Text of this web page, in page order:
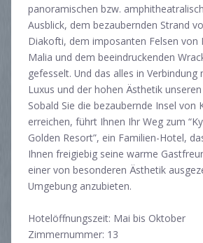
panoramischen bzw.
Ausblick, dem bezaubernden Strand
Diakofti, dem imposanten Felsen von
Malia und dem beeindruckenden
gefesselt. Und das alles in Verbindung
Luxus und der hohen Ästhetik
Sobald Sie die bezaubernde Insel von
erreichen, führt Ihnen Ihr Weg zum
Golden Resort”, ein Familien-Hotel,
Ihnen freigiebig seine warme
einer von besonderen Ästhetik
Umgebung anzubieten.
Hotelöffnungszeit: Mai bis Oktober
Zimmernummer: 13